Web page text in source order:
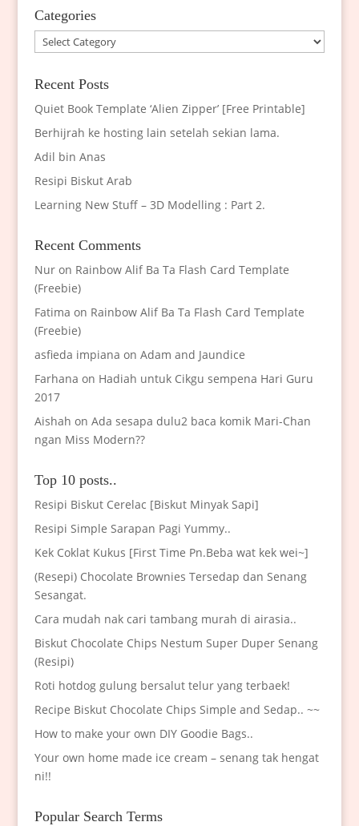
Categories
Categories
Recent Posts
Quiet Book Template ‘Alien Zipper’ [Free Printable]
Berhijrah ke hosting lain setelah sekian lama.
Adil bin Anas
Resipi Biskut Arab
Learning New Stuff – 3D Modelling : Part 2.
Recent Comments
Nuron Rainbow Alif Ba Ta Flash Card Template
(Freebie)
Fatima on Rainbow Alif Ba Ta Flash Card Template
(Freebie)
asfieda impiana on Adam and Jaundice
Farhana on Hadiah untuk Cikgu sempena Hari Guru
2017
Aishah on Ada sesapa dulu2 baca komik Mari-Chan
ngan Miss Modern??
Top 10 posts..
Resipi Biskut Cerelac [Biskut Minyak Sapi]
Resipi Simple Sarapan Pagi Yummy..
Kek Coklat Kukus [First Time Pn.Beba wat kek wei~]
(Resepi) Chocolate Brownies Tersedap dan Senang
Sesangat.
Cara mudah nak cari tambang murah di airasia..
Biskut Chocolate Chips Nestum Super Duper Senang
(Resipi)
Roti hotdog gulung bersalut telur yang terbaek!
Recipe Biskut Chocolate Chips Simple and Sedap.. ~~
How to make your own DIY Goodie Bags..
Your own home made ice cream – senang tak hengat
ni!!
Popular Search Terms